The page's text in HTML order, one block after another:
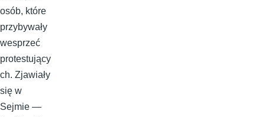
osób, które
przybywały
wesprzeć
protestujący
ch. Zjawiały
się w
Sejmie —